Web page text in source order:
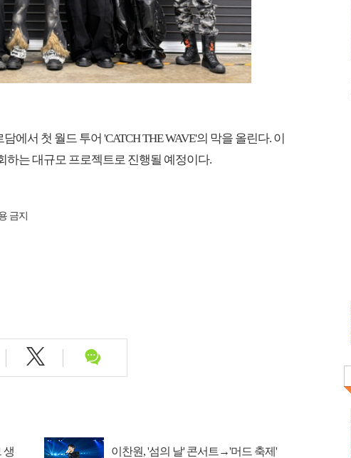
에서 첫 월드 투어 'CATCH THE WAVE'의 막을 올린다. 이
하는 대규모 프로젝트로 진행될 예정이다.
금지
생
이찬원, '섬의 날' 콘서트→'머드 축제'